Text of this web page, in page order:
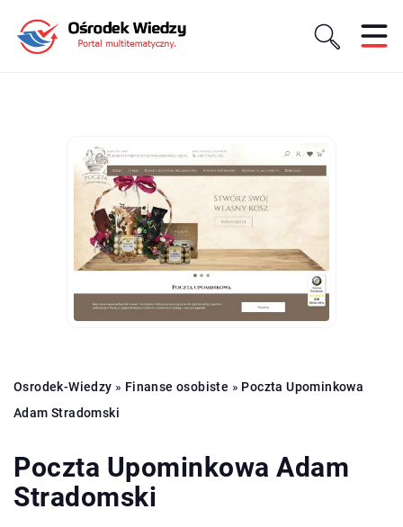
Osrodek-Wiedzy » Finanse osobiste » Poczta Upominkowa
Adam Stradomski
Poczta Upominkowa Adam
Stradomski